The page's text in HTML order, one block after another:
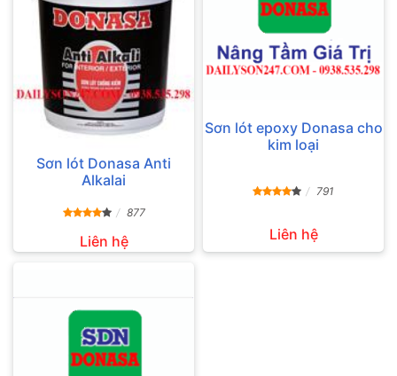
Sơn lót Donasa Anti
Alkalai
877
Liên hệ
Sơn lót epoxy Donasa cho
kim loại
791
Liên hệ